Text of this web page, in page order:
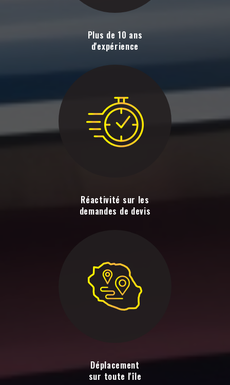
Plus de 10 ans
d'expérience
Réactivité sur les
demandes de devis
Déplacement
sur toute l'île